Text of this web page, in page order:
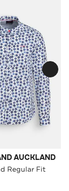
AUCKLAND
Regular Fit